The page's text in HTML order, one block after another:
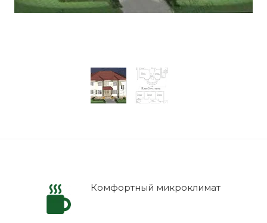
Комфортный микроклимат